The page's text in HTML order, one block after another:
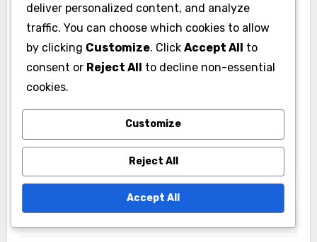
deliver personalized content, and analyze
traffic. You can choose which cookies to allow
by clicking Customize. Click Accept All to
consent or Reject All to decline non-essential
cookies.
Customize
Reject All
Accept All